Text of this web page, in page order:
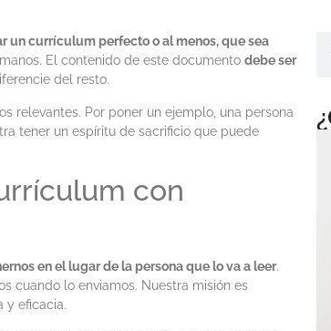
un currículum perfecto o al menos, que sea
El contenido de este documento debe ser
del resto.
relevantes. Por poner un ejemplo, una persona
tener un espíritu de sacrificio que puede
con
en el lugar de la persona que lo va a leer.
cuando lo enviamos. Nuestra misión es
y eficacia.